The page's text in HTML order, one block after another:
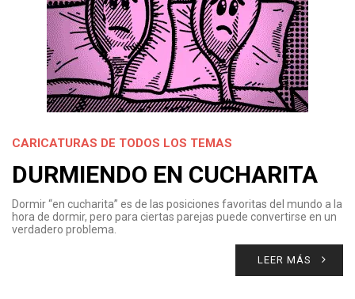
CARICATURAS DE TODOS LOS TEMAS
DURMIENDO EN CUCHARITA
Dormir “en cucharita” es de las posiciones favoritas del mundo a la
hora de dormir, pero para ciertas parejas puede convertirse en un
verdadero problema.
LEER MÁS